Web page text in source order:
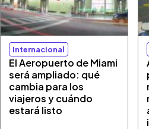
Internacional
El Aeropuerto de Miami
será ampliado: qué
cambia para los
viajeros y cuándo
estará listo